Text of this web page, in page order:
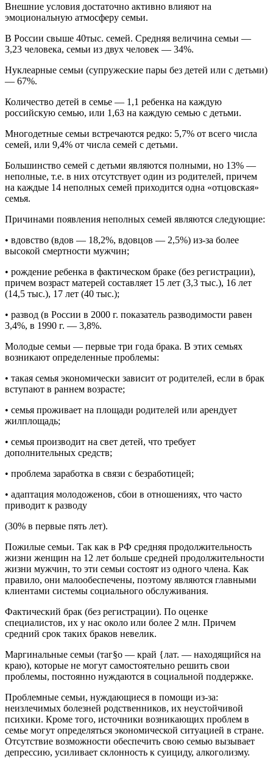
Внешние условия достаточно активно влияют на
эмоциональную атмосферу семьи.
В России свыше 40тыс. семей. Средняя величина семьи —
3,23 человека, семьи из двух человек — 34%.
Нуклеарные семьи (супружеские пары без детей или с детьми)
— 67%.
Количество детей в семье — 1,1 ребенка на каждую
российскую семью, или 1,63 на каждую семью с детьми.
Многодетные семьи встречаются редко: 5,7% от всего числа
семей, или 9,4% от числа семей с детьми.
Большинство семей с детьми являются полными, но 13% —
неполные, т.е. в них отсутствует один из родителей, причем
на каждые 14 неполных семей приходится одна «отцовская»
семья.
Причинами появления неполных семей являются следующие:
• вдовство (вдов — 18,2%, вдовцов — 2,5%) из-за более
высокой смертности мужчин;
• рождение ребенка в фактическом браке (без регистрации),
причем возраст матерей составляет 15 лет (3,3 тыс.), 16 лет
(14,5 тыс.), 17 лет (40 тыс.);
• развод (в России в 2000 г. показатель разводимости равен
3,4%, в 1990 г. — 3,8%.
Молодые семьи — первые три года брака. В этих семьях
возникают определенные проблемы:
• такая семья экономически зависит от родителей, если в брак
вступают в раннем возрасте;
• семья проживает на площади родителей или арендует
жилплощадь;
• семья производит на свет детей, что требует
дополнительных средств;
• проблема заработка в связи с безработицей;
• адаптация молодоженов, сбои в отношениях, что часто
приводит к разводу
(30% в первые пять лет).
Пожилые семьи. Так как в РФ средняя продолжительность
жизни женщин на 12 лет больше средней продолжительности
жизни мужчин, то эти семьи состоят из одного члена. Как
правило, они малообеспечены, поэтому являются главными
клиентами системы социального обслуживания.
Фактический брак (без регистрации). По оценке
специалистов, их у нас около или более 2 млн. Причем
средний срок таких браков невелик.
Маргинальные семьи (таг§о — край {лат. — находящийся на
краю), которые не могут самостоятельно решить свои
проблемы, постоянно нуждаются в социальной поддержке.
Проблемные семьи, нуждающиеся в помощи из-за:
неизлечимых болезней родственников, их неустойчивой
психики. Кроме того, источники возникающих проблем в
семье могут определяться экономической ситуацией в стране.
Отсутствие возможности обеспечить свою семью вызывает
депрессию, усиливает склонность к суициду, алкоголизму.